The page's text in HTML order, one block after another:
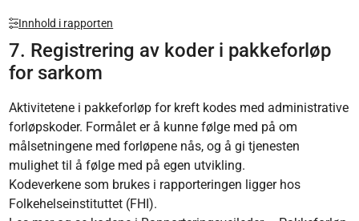
Innhold i rapporten
7. Registrering av koder i pakkeforløp
for sarkom
Aktivitetene i pakkeforløp for kreft kodes med administrative
forløpskoder. Formålet er å kunne følge med på om
målsetningene med forløpene nås, og å gi tjenesten
mulighet til å følge med på egen utvikling.
Kodeverkene som brukes i rapporteringen ligger hos
Folkehelseinstituttet (FHI).